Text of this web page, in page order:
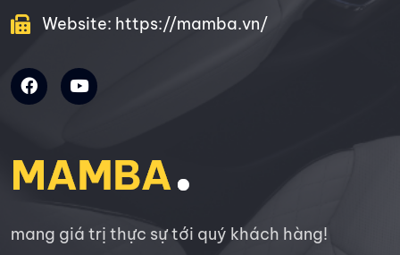
Website: https://mamba.vn/
mang giá trị thực sự tới quý khách hàng!